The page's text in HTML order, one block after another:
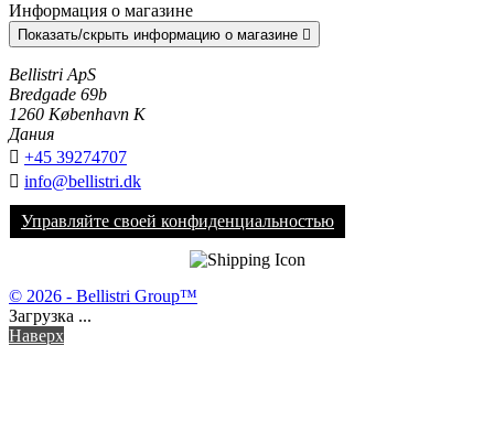
Информация о магазине
Показать/скрыть информацию о магазине 
Bellistri ApS
Bredgade 69b
1260 København K
Дания
 +45 39274707
 info@bellistri.dk
Управляйте своей конфиденциальностью
© 2026 - Bellistri Group™
Загрузка ...
Наверх